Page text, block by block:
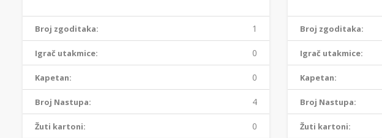
Broj zgoditaka: 1
Igrač utakmice: 0
Kapetan: 0
Broj Nastupa: 4
Žuti kartoni: 0
Broj zgoditaka:
Igrač utakmice:
Kapetan:
Broj Nastupa:
Žuti kartoni: